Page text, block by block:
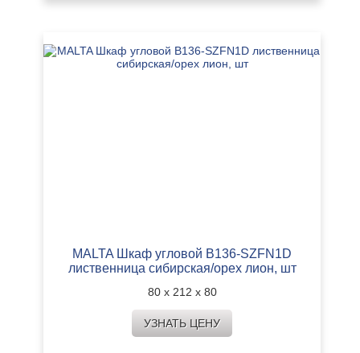
MALTA Шкаф угловой B136-SZFN1D
лиственница сибирская/орех лион, шт
80 х 212 х 80
УЗНАТЬ ЦЕНУ